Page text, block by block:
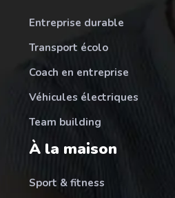
Entreprise durable
Transport écolo
Coach en entreprise
Véhicules électriques
Team building
À la maison
Sport & fitness